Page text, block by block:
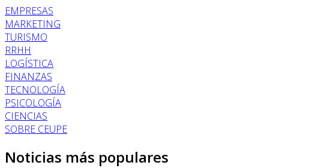
EMPRESAS
MARKETING
TURISMO
RRHH
LOGÍSTICA
FINANZAS
TECNOLOGÍA
PSICOLOGÍA
CIENCIAS
SOBRE CEUPE
Noticias más populares